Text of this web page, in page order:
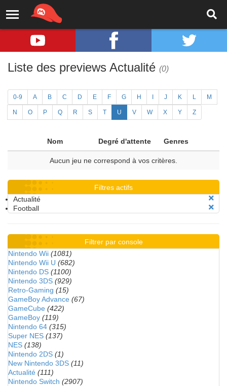
Liste des previews Actualité (0)
0-9 A B C D E F G H J K L M
N O P Q R S T U V W X Y Z
Nom Degré d'attente Genres
Aucun jeu ne correspond à vos critères.
Filtres actifs
Actualité
Football
Filtrer par console
Nintendo Wii (1081)
Nintendo Wii U (682)
Nintendo DS (1100)
Nintendo 3DS (929)
Retro-Gaming (15)
GameBoy Advance (67)
GameCube (422)
GameBoy (119)
Nintendo 64 (315)
Super NES (137)
NES (138)
Nintendo 2DS (1)
New Nintendo 3DS (11)
Actualité (111)
Nintendo Switch (2907)